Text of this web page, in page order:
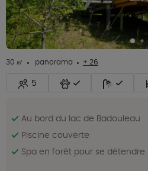
30 ㎡ panorama + 26
5
Au bord du lac de Badouleau
Piscine couverte
Spa en forêt pour se détendre